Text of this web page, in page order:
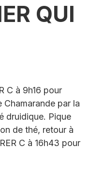
QUI
C à 9h16 pour
par la
druidique. Pique
de thé, retour à
C à 16h43 pour